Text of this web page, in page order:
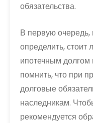
обязательства.
В первую
определить, стоит
ипотечным долгом
помнить, что при
долговые
наследникам.
рекомендуется